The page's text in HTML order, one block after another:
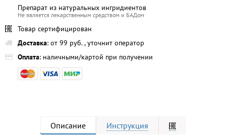
Препарат из натуральных ингридиентов
Не является лекарственным средством и БАДом
Товар сертифицирован
Доставка: от 99 руб. , уточнит оператор
Оплата: наличными/картой при получении
Описание Инструкция